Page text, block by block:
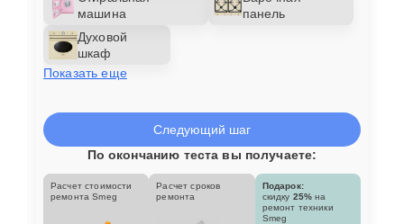
машина
панель
Духовой
шкаф
Показать еще
Следующий шаг
По окончанию теста вы получаете:
Расчет стоимости
ремонта Smeg
Расчет сроков
ремонта
Подарок:
скидку 25% на
ремонт техники
Smeg